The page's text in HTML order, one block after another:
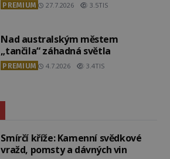
PREMIUM 27.7.2026 3.5TIS
Nad australským městem
„tančila“ záhadná světla
PREMIUM 4.7.2026 3.4TIS
Smírčí kříže: Kamenní svědkové
vražd, pomsty a dávných vin